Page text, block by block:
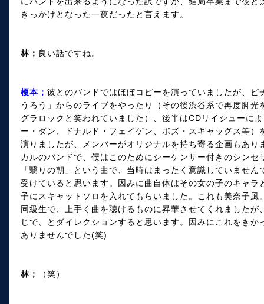
きっかけとなった一夜だったと言えます。
林； 良い話ですね。
榎本； 彼とのバンドではほぼコピーを演っていましたが、
うろう」からのライブをやったり（その後渋谷系で再度脚
グラロックと笑われていました）、後半はCDリイシューに
ー・ダン、ドナルド・フェイゲン、ボズ・スキャッグス等
演りましたが、メンバーがオリジナルを持ち寄る企画もあ
カルのバンドで、僕はこのためにシーケンサー付きのシン
「翳りの朝」という曲で、当時はまったく意識していませ
受けていると思います。因みに曲自体はその女の子のキャ
子にスキャットソロを入れてもらいました。これも美奈子
同級生で、上手く曲を聴けるものに昇華させてくれました
じで、とダイレクションすると思います。因みにこれをき
ありませんでした(笑)
林； （笑）